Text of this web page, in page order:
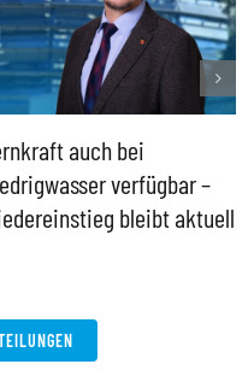
auch bei
verfügbar –
bleibt aktuell